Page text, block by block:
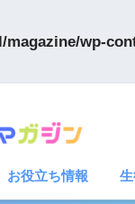
wp-
お役立ち情報